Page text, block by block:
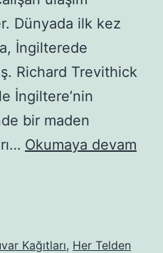
Dünyada ilk kez
İngilterede
Richard Trevithick
İngiltere’nin
bir maden
Okumaya devam
Kağıtları, Her Telden